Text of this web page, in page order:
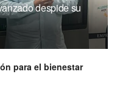
despide su
para el bienestar